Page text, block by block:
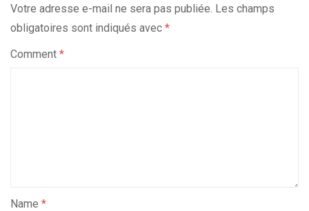
Votre adresse e-mail ne sera pas publiée. Les champs
obligatoires sont indiqués avec *
Comment *
Name *